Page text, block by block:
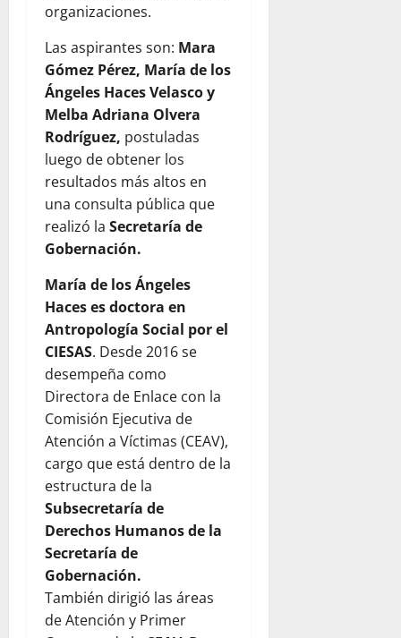
organizaciones.
Las aspirantes son: Mara
Gómez Pérez, María de los
Ángeles Haces Velasco y
Melba Adriana Olvera
Rodríguez, postuladas
luego de obtener los
resultados más altos en
una consulta pública que
realizó la Secretaría de
Gobernación.
María de los Ángeles
Haces es doctora en
Antropología Social por el
CIESAS. Desde 2016 se
desempeña como
Directora de Enlace con la
Comisión Ejecutiva de
Atención a Víctimas (CEAV),
cargo que está dentro de la
estructura de la
Subsecretaría de
Derechos Humanos de la
Secretaría de
Gobernación.
También dirigió las áreas
de Atención y Primer